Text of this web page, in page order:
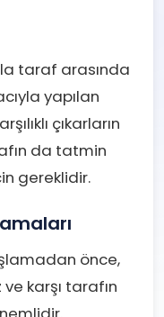
taraf arasında
yapılan
çıkarların
da tatmin
gereklidir.
önce,
karşı tarafın